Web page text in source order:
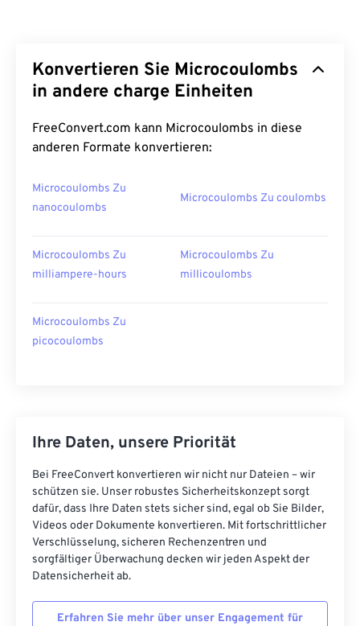
Konvertieren Sie Microcoulombs
in andere charge Einheiten
FreeConvert.com kann Microcoulombs in diese
anderen Formate konvertieren:
Microcoulombs Zu
nanocoulombs
Microcoulombs Zu coulombs
Microcoulombs Zu
milliampere-hours
Microcoulombs Zu
millicoulombs
Microcoulombs Zu
picocoulombs
Ihre Daten, unsere Priorität
Bei FreeConvert konvertieren wir nicht nur Dateien – wir
schützen sie. Unser robustes Sicherheitskonzept sorgt
dafür, dass Ihre Daten stets sicher sind, egal ob Sie Bilder,
Videos oder Dokumente konvertieren. Mit fortschrittlicher
Verschlüsselung, sicheren Rechenzentren und
sorgfältiger Überwachung decken wir jeden Aspekt der
Datensicherheit ab.
Erfahren Sie mehr über unser Engagement für